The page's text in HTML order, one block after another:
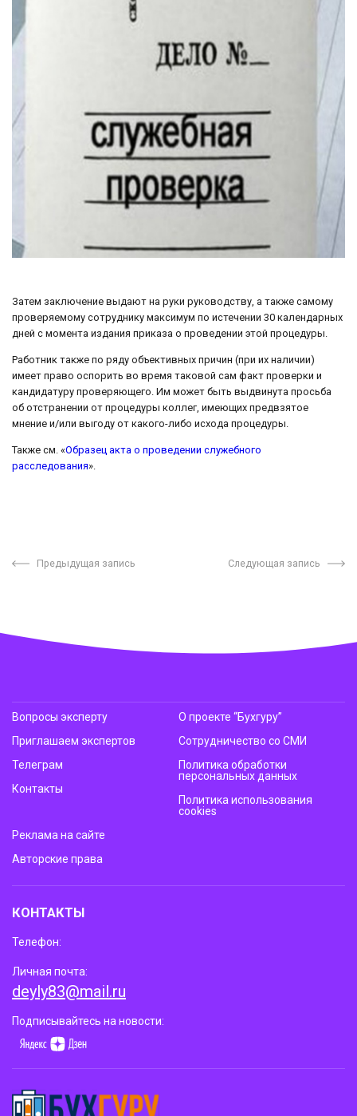
Затем заключение выдают на руки руководству, а также самому
проверяемому сотруднику максимум по истечении 30 календарных
дней с момента издания приказа о проведении этой процедуры.
Работник также по ряду объективных причин (при их наличии)
имеет право оспорить во время таковой сам факт проверки и
кандидатуру проверяющего. Им может быть выдвинута просьба
об отстранении от процедуры коллег, имеющих предвзятое
мнение и/или выгоду от какого-либо исхода процедуры.
Также см. «Образец акта о проведении служебного
расследования».
Предыдущая запись Следующая запись
Вопросы эксперту
Приглашаем экспертов
Телеграм
Контакты
О проекте “Бухгуру”
Сотрудничество со СМИ
Политика обработки
персональных данных
Политика использования
cookies
Реклама на сайте
Авторские права
КОНТАКТЫ
Телефон:
Личная почта:
deyly83@mail.ru
Подписывайтесь на новости: